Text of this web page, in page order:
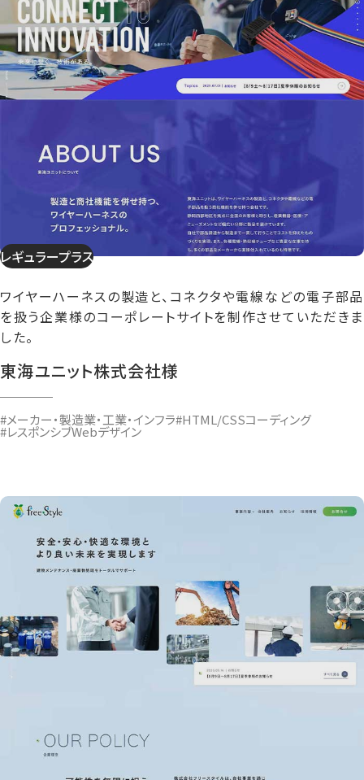
レギュラープラス
ワイヤーハーネスの製造と、コネクタや電線などの電子部品
を扱う企業様のコーポレートサイトを制作させていただきま
した。
東海ユニット株式会社様
#メーカー・製造業・工業・インフラ#HTML/CSSコーディング
#レスポンシブWebデザイン